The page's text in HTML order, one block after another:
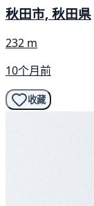
秋田市, 秋田県
232 m
10个月前
收藏